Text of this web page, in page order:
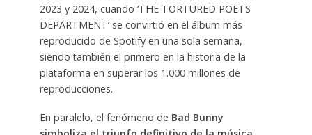
2023 y 2024, cuando ‘THE TORTURED POETS
DEPARTMENT’ se convirtió en el álbum más
reproducido de Spotify en una sola semana,
siendo también el primero en la historia de la
plataforma en superar los 1.000 millones de
reproducciones.
En paralelo, el fenómeno de Bad Bunny